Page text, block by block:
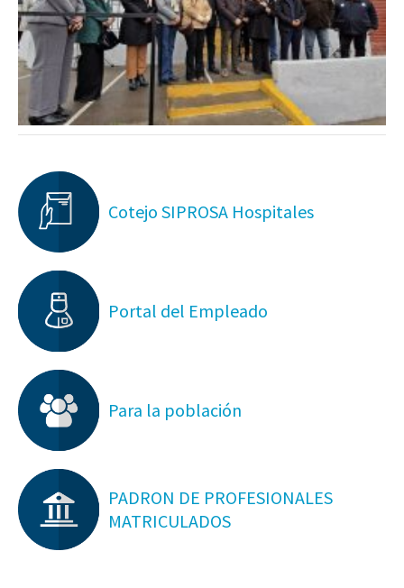
Cotejo SIPROSA Hospitales
Portal del Empleado
Para la población
PADRON DE PROFESIONALES
MATRICULADOS